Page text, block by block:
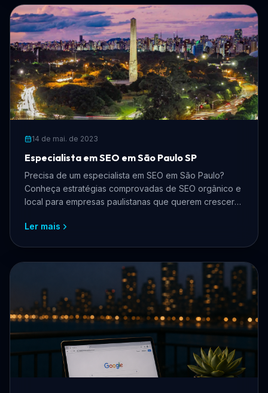
14 de mai. de 2023
Especialista em SEO em São Paulo SP
Precisa de um especialista em SEO em São Paulo?
Conheça estratégias comprovadas de SEO orgânico e
local para empresas paulistanas que querem crescer
anúncios.
Ler mais